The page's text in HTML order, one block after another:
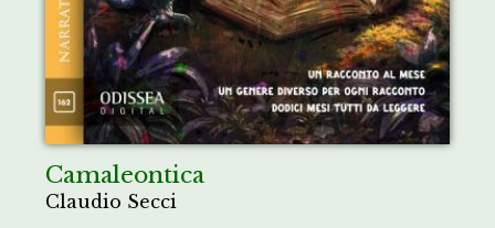
Camaleontica
Claudio Secci